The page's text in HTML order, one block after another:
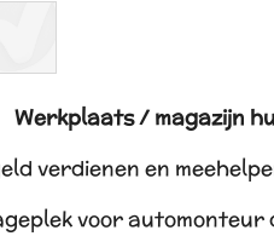
Werkplaats / magazijn
verdienen en
voor